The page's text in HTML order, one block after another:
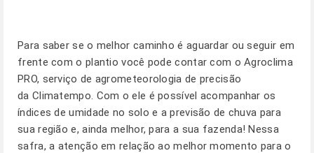
Para saber se o melhor caminho é aguardar ou seguir em
frente com o plantio você pode contar com o Agroclima
PRO, serviço de agrometeorologia de precisão
da Climatempo. Com o ele é possível acompanhar os
índices de umidade no solo e a previsão de chuva para
sua região e, ainda melhor, para a sua fazenda! Nessa
safra, a atenção em relação ao melhor momento para o